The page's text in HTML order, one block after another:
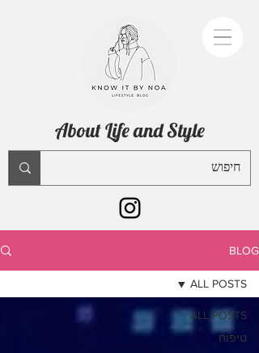
About Life and Style
BLOG
ALL POSTS
טיפוח
ALL POSTS